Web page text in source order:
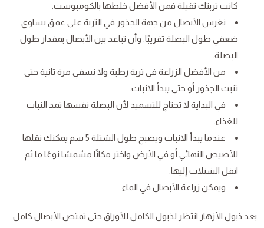
كانت تربتك ثقيلة فمن الأفضل خلطها بالكومبوست.
نغرس الأبصال من جهة الجذور في التربة على عمق يساوي
ضعفي طول البصلة تقريبًا. وأن تباعد بين الأبصال بمقدار طول
البصلة.
من الأفضل الزراعة في تربة رطبة ولا نسقي مرة ثانية حتى
تنبت الجذور أو حتى يبدأ الانبات.
في البداية لا تحتاج للتسميد لأن البصلة نفسها تمد النبات
للغذاء.
عندما يبدأ الانبات ويصبح طول الشتلة 5 سم يمكنك نقلها
للأصيص النهائي أو في الأرض واختر مكانًا مشمسًا نوعًا ما ثم
انقل الشتلات إليها.
ويمكن زراعة الأبصال في الماء.
بعد ذبول الأزهار انتظر لذبول الكامل للأوراق حتى تمتص الأبصال كامل